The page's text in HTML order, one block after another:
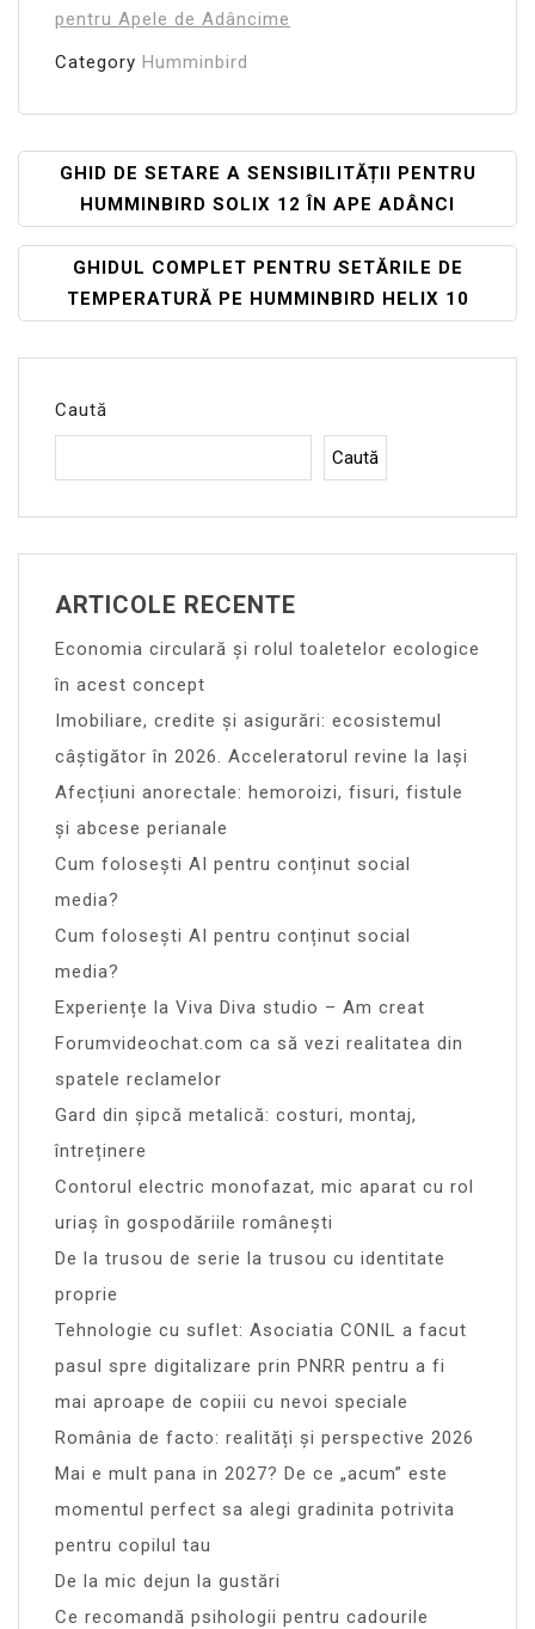
pentru Apele de Adâncime
Category Humminbird
Navigare
În
Articole
GHID DE SETARE A SENSIBILITĂȚII PENTRU
HUMMINBIRD SOLIX 12 ÎN APE ADÂNCI
GHIDUL COMPLET PENTRU SETĂRILE DE
TEMPERATURĂ PE HUMMINBIRD HELIX 10
Caută
Caută
ARTICOLE RECENTE
Economia circulară și rolul toaletelor ecologice
în acest concept
Imobiliare, credite și asigurări: ecosistemul
câștigător în 2026. Acceleratorul revine la Iași
Afecțiuni anorectale: hemoroizi, fisuri, fistule
și abcese perianale
Cum folosești AI pentru conținut social
media?
Cum folosești AI pentru conținut social
media?
Experiențe la Viva Diva studio – Am creat
Forumvideochat.com ca să vezi realitatea din
spatele reclamelor
Gard din șipcă metalică: costuri, montaj,
întreținere
Contorul electric monofazat, mic aparat cu rol
uriaș în gospodăriile românești
De la trusou de serie la trusou cu identitate
proprie
Tehnologie cu suflet: Asociatia CONIL a facut
pasul spre digitalizare prin PNRR pentru a fi
mai aproape de copiii cu nevoi speciale
România de facto: realități și perspective 2026
Mai e mult pana in 2027? De ce „acum” este
momentul perfect sa alegi gradinita potrivita
pentru copilul tau
De la mic dejun la gustări
Ce recomandă psihologii pentru cadourile